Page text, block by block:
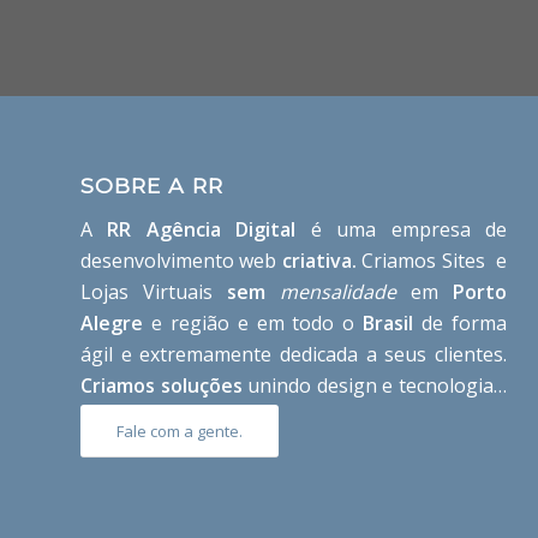
SOBRE A RR
A RR Agência Digital é uma empresa de
desenvolvimento web criativa.Criamos Sites e
Lojas Virtuais sem mensalidadeem Porto
Alegre e região e em todo o Brasil de forma
ágil e extremamente dedicada a seus clientes.
Criamos soluções unindo design e tecnologia…
Fale com a gente.